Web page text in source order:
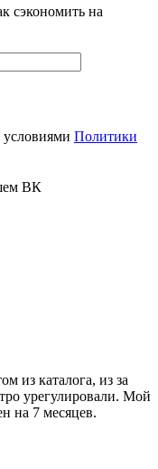
сэкономить на
Политики
ВК
из каталога, из за
урегулировали. Мой
на 7 месяцев.